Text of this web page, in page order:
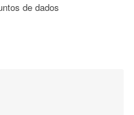
de dados